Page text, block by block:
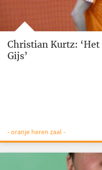
Christian Kurtz:
Gijs’
- oranje heren zaal -